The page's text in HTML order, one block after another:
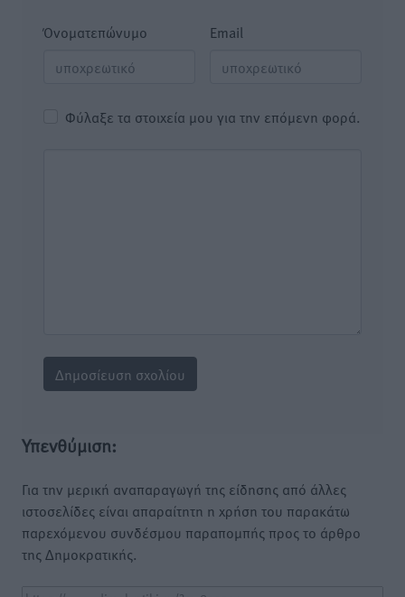
Όνοματεπώνυμο Email
Φύλαξε τα στοιχεία μου για την επόμενη φορά.
Υπενθύμιση:
Για την μερική αναπαραγωγή της είδησης από άλλες
ιστοσελίδες είναι απαραίτητη η χρήση του παρακάτω
παρεχόμενου συνδέσμου παραπομπής προς το άρθρο
της Δημοκρατικής.